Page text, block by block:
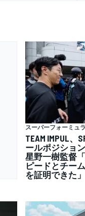
スーパーフォーミュラ
TEAM IMPUL
ールポジショ
星野一樹監督
ピードとチー
を証明できた」